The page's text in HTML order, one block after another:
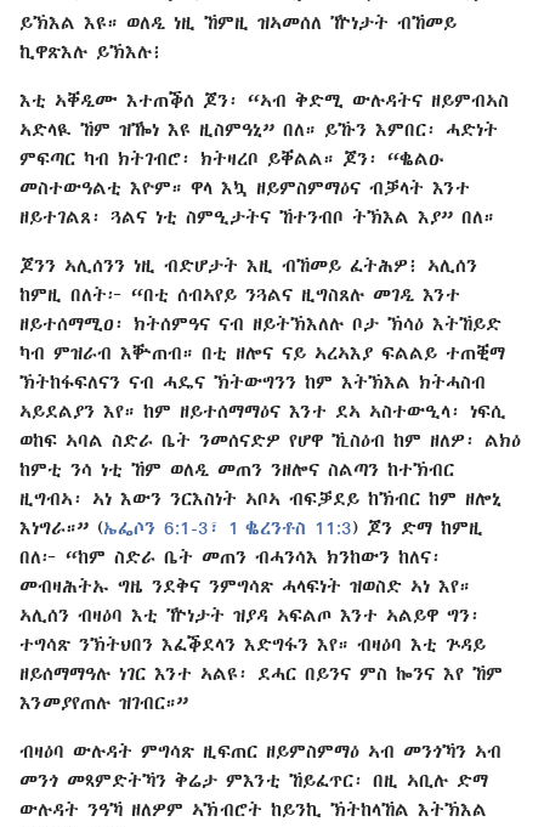
ይኽእል እዩ። ወለዲ ነዚ ኸምዚ ዝኣመሰለ ዅነታት ብኸመይ
ኪዋጽእሉ ይኽእሉ፧
እቲ ኣቐዲሙ እተጠቕሰ ጆን፡ “ኣብ ቅድሚ ውሉዳትና ዘይምብኣስ
ኣድላዪ ኸም ዝዀነ እዩ ዚስምዓኒ” በለ። ይኹን እምበር፡ ሓድነት
ምፍጣር ካብ ክትገብሮ፡ ክትዛረቦ ይቐልል። ጆን፡ “ቈልዑ
መስተውዓልቲ እዮም። ዋላ እኳ ዘይምስምማዕና ብቓላት እንተ
ዘይተገልጸ፡ ጓልና ነቲ ስምዒታትና ኸተንብቦ ትኽእል እያ” በለ።
ጆንን ኣሊሰንን ነዚ ብድሆታት እዚ ብኸመይ ፈትሕዎ፧ ኣሊሰን
ከምዚ በለት፦ “በቲ ሰብኣየይ ንጓልና ዚግስጸሉ መገዲ እንተ
ዘይተሰማሚዐ፡ ክትሰምዓና ናብ ዘይትኽእለሉ ቦታ ኽሳዕ እትኸይድ
ካብ ምዝራብ እቝጠብ። በቲ ዘሎና ናይ ኣረኣእያ ፍልልይ ተጠቒማ
ኽትከፋፍለናን ናብ ሓዴና ኽትውግንን ከም እትኽእል ክትሓስብ
ኣይደልያን እየ። ከም ዘይተሰማማዕና እንተ ደኣ ኣስተውዒላ፡ ነፍሲ
ወከፍ ኣባል ስድራ ቤት ንመሰናድዎ የሆዋ ኺስዕብ ከም ዘለዎ፡ ልክዕ
ከምቲ ንሳ ነቲ ኸም ወለዲ መጠን ንዘሎና ስልጣን ከተኽብር
ዚግብኣ፡ ኣነ እውን ንርእስነት ኣቦኣ ብፍቓደይ ከኽብር ከም ዘሎኒ
እነግራ።” (ኤፌሶን 6:1-3፣ 1 ቈረንቶስ 11:3) ጆን ድማ ከምዚ
በለ፦ “ከም ስድራ ቤት መጠን ብሓንሳእ ክንከውን ከለና፡
መብዛሕትኡ ግዜ ንደቅና ንምግሳጽ ሓላፍነት ዝወስድ ኣነ እየ።
ኣሊሰን ብዛዕባ እቲ ዅነታት ዝያዳ ኣፍልጦ እንተ ኣልይዋ ግን፡
ተግሳጽ ንኽትህበን እፈቕደላን እድግፋን እየ። ብዛዕባ እቲ ጕዳይ
ዘይሰማማዓሉ ነገር እንተ ኣልዩ፡ ደሓር በይንና ምስ ኰንና እየ ኸም
እንመያየጠሉ ዝገብር።”
ብዛዕባ ውሉዳት ምግሳጽ ዚፍጠር ዘይምስምማዕ ኣብ መንጎኻን ኣብ
መንጎ መጻምድትኻን ቅሬታ ምእንቲ ኸይፈጥር፡ በዚ ኣቢሉ ድማ
ውሉዳት ንዓኻ ዘለዎም ኣኽብሮት ከይንኪ ኽትከላኸል እትኽእል